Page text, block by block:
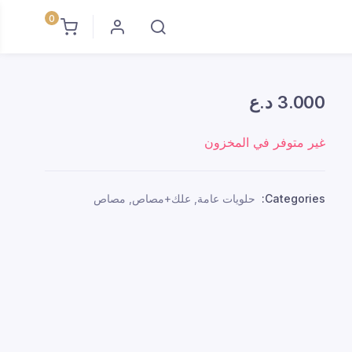
0
3.000 د.ع
غير متوفر في المخزون
Categories: حلويات عامة علك+مصاص مصاص